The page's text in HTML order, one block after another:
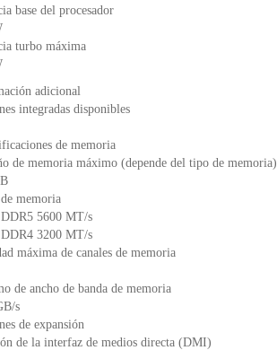
base del procesador
turbo máxima
adicional
integradas disponibles
de memoria
de memoria máximo (depende del tipo de memoria)
memoria
5600 MT/s
3200 MT/s
máxima de canales de memoria
de ancho de banda de memoria
s
de expansión
de la interfaz de medios directa (DMI)